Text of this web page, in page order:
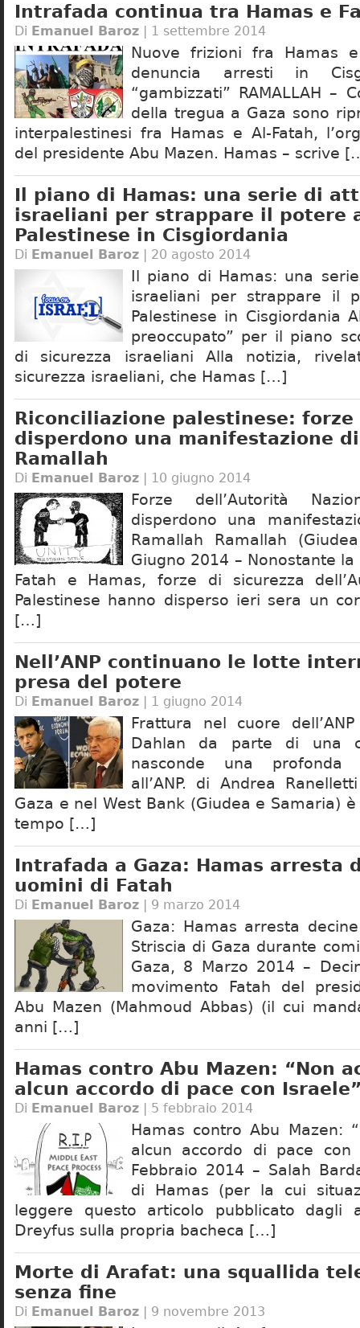
Intrafada continua tra Hamas e
Di Emanuel Baroz | 1 settembre 2014
Nuove frizioni fra Hamas
denuncia arresti in
“gambizzati” RAMALLAH –
della tregua a Gaza sono
interpalestinesi fra Hamas e Al-Fatah,
del presidente Abu Mazen. Hamas – scrive
Il piano di Hamas: una serie di
israeliani per strappare il potere
Palestinese in Cisgiordania
Di Emanuel Baroz | 20 agosto 2014
Il piano di Hamas: una
israeliani per strappare il
Palestinese in Cisgiordania
preoccupato” per il piano
di sicurezza israeliani Alla notizia,
sicurezza israeliani, che Hamas […]
Riconciliazione palestinese: forze
disperdono una manifestazione
Ramallah
Di Emanuel Baroz | 10 giugno 2014
Forze dell’Autorità
disperdono una
Ramallah Ramallah
Giugno 2014 – Nonostante
Fatah e Hamas, forze di sicurezza
Palestinese hanno disperso ieri sera un
[…]
Nell’ANP continuano le lotte
presa del potere
Di Emanuel Baroz | 1 giugno 2014
Frattura nel cuore
Dahlan da parte di una
nasconde una profonda
all’ANP. di Andrea
Gaza e nel West Bank (Giudea e Samaria)
tempo […]
Intrafada a Gaza: Hamas arresta
uomini di Fatah
Di Emanuel Baroz | 9 marzo 2014
Gaza: Hamas arresta
Striscia di Gaza durante
Gaza, 8 Marzo 2014 –
movimento Fatah del
Abu Mazen (Mahmoud Abbas) (il cui
anni […]
Hamas contro Abu Mazen: “Non
alcun accordo di pace con
Di Emanuel Baroz | 5 febbraio 2014
Hamas contro Abu Mazen:
alcun accordo di pace con
Febbraio 2014 – Salah
di Hamas (per la cui
leggere questo articolo pubblicato dagli
Dreyfus sulla propria bacheca […]
Morte di Arafat: una squallida
senza fine
Di Emanuel Baroz | 9 novembre 2013